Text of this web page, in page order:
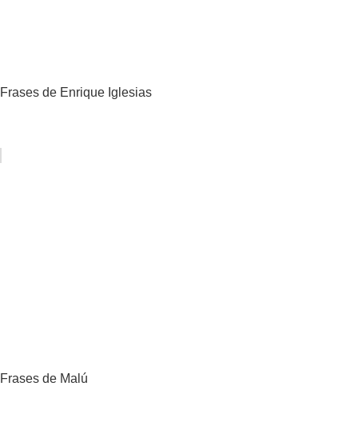
Frases de Enrique Iglesias
Frases de Malú